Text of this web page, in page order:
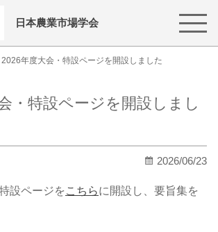
日本農業市場学会
2026年度大会・特設ページを開設しました
・特設ページを開設しまし
2026/06/23
設ページを こちらに開設し、要旨集を